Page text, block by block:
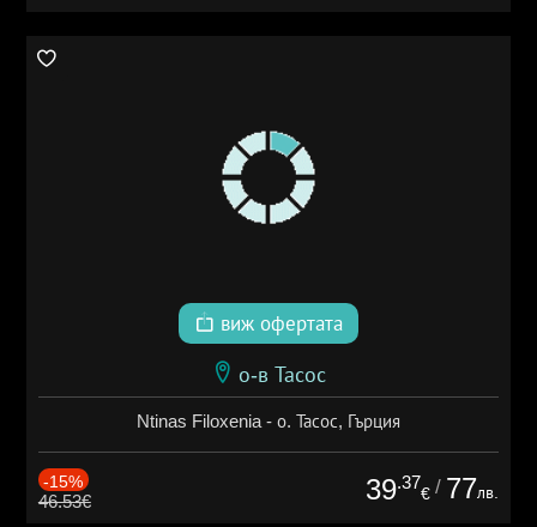
виж офертата
о-в Тасос
Ntinas Filoxenia - о. Тасос, Гърция
-15%
46.53€ 39.37
€ / 77лв.